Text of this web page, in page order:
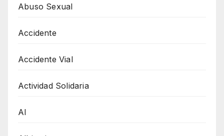
Abuso Sexual
Accidente
Accidente Vial
Actividad Solidaria
AI